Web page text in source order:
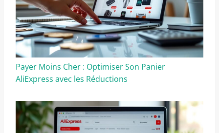
Payer Moins Cher : Optimiser Son Panier
AliExpress avec les Réductions